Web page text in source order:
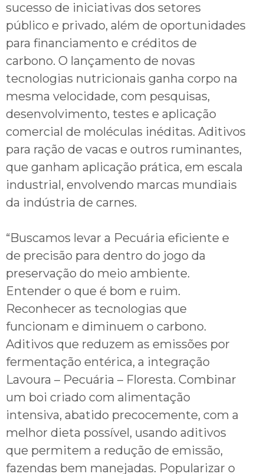
sucesso de iniciativas dos setores
público e privado, além de oportunidades
para financiamento e créditos de
carbono. O lançamento de novas
tecnologias nutricionais ganha corpo na
mesma velocidade, com pesquisas,
desenvolvimento, testes e aplicação
comercial de moléculas inéditas. Aditivos
para ração de vacas e outros ruminantes,
que ganham aplicação prática, em escala
industrial, envolvendo marcas mundiais
da indústria de carnes.
“Buscamos levar a Pecuária eficiente e
de precisão para dentro do jogo da
preservação do meio ambiente.
Entender o que é bom e ruim.
Reconhecer as tecnologias que
funcionam e diminuem o carbono.
Aditivos que reduzem as emissões por
fermentação entérica, a integração
Lavoura – Pecuária – Floresta. Combinar
um boi criado com alimentação
intensiva, abatido precocemente, com a
melhor dieta possível, usando aditivos
que permitem a redução de emissão,
fazendas bem manejadas. Popularizar o